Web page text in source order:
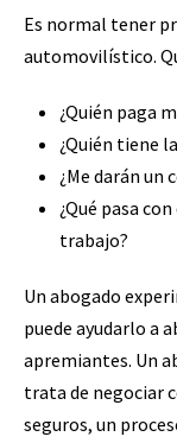
Es normal tener
automovilístico.
¿Quién paga
¿Quién tiene
¿Me darán un
¿Qué pasa
trabajo?
Un abogado
puede ayudarlo a
apremiantes. Un
trata de negociar
seguros, un